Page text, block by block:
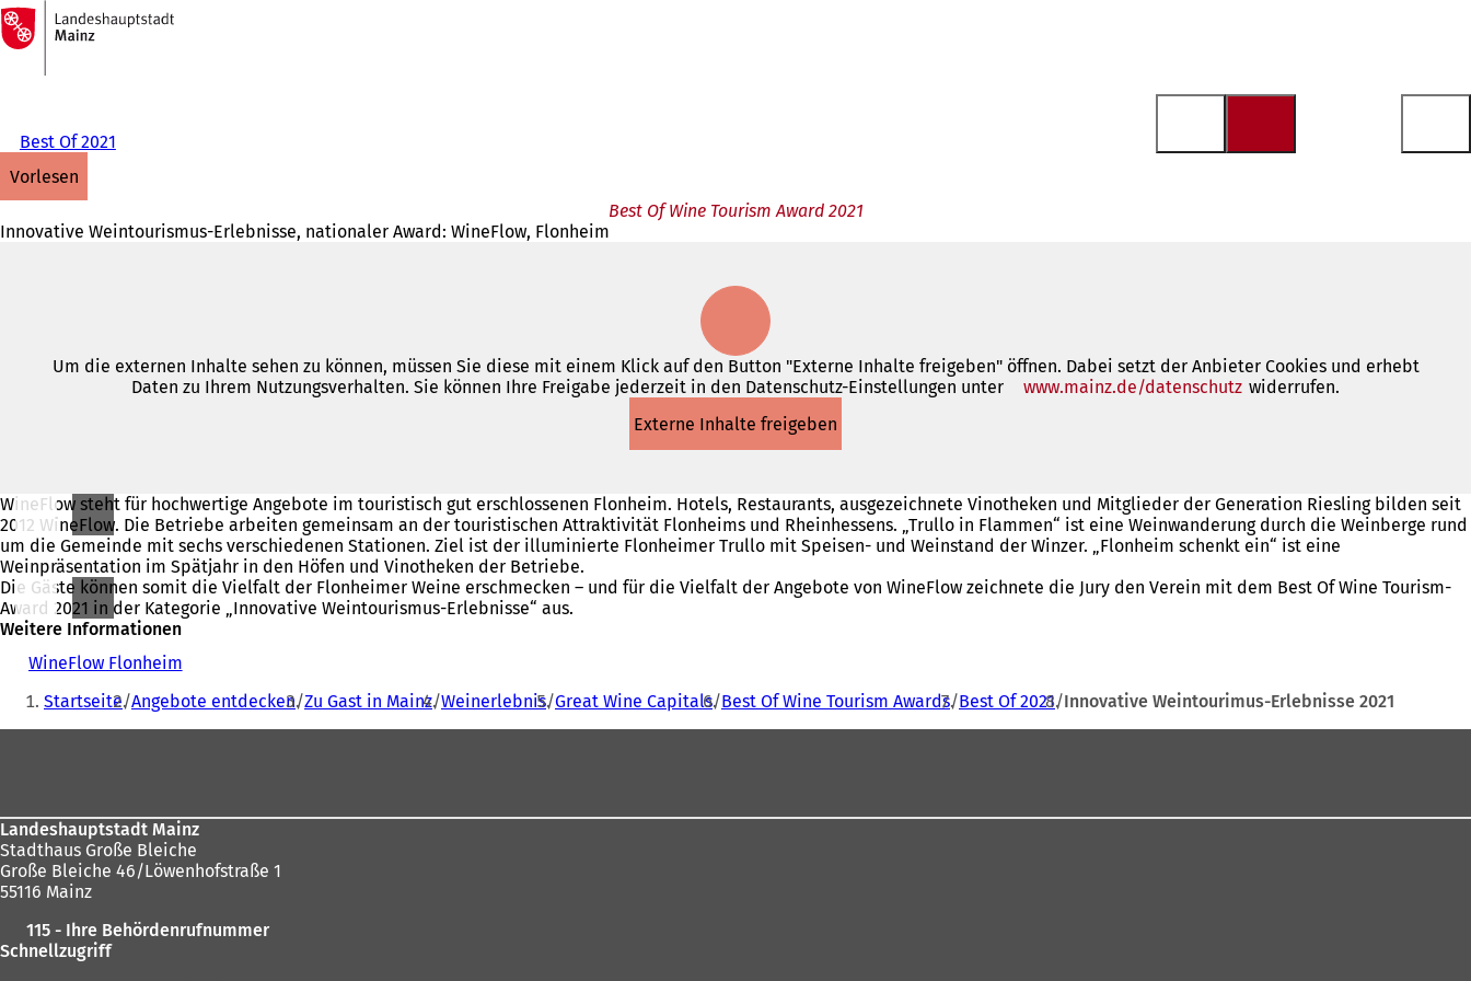
Inhalt anspringen
Zur
Startseite
Best Of 2021
vorlesen
Best Of Wine Tourism Award 2021
Innovative Weintourismus-Erlebnisse, nationaler Award: WineFlow, Flonheim
Um die externen Inhalte sehen zu können, müssen Sie diese mit einem Klick auf den Button "Externe Inhalte freigeben" öffnen. Dabei setzt der Anbieter Cookies und erhebt
Daten zu Ihrem Nutzungsverhalten. Sie können Ihre Freigabe jederzeit in den Datenschutz-Einstellungen unter
www.mainz.de/datenschutz (Öffnet
widerrufen.
Externe Inhalte freigeben
WineFlow steht für hochwertige Angebote im touristisch gut erschlossenen Flonheim. Hotels, Restaurants, ausgezeichnete Vinotheken und Mitglieder der Generation Riesling bilden seit
2012 WineFlow. Die Betriebe arbeiten gemeinsam an der touristischen Attraktivität Flonheims und Rheinhessens. „Trullo in Flammen“ ist eine Weinwanderung durch die Weinberge rund
um die Gemeinde mit sechs verschiedenen Stationen. Ziel ist der illuminierte Flonheimer Trullo mit Speisen- und Weinstand der Winzer. „Flonheim schenkt ein“ ist eine
Weinpräsentation im Spätjahr in den Höfen und Vinotheken der Betriebe.
Die Gäste können somit die Vielfalt der Flonheimer Weine erschmecken – und für die Vielfalt der Angebote von WineFlow zeichnete die Jury den Verein mit dem Best Of Wine Tourism-
Award 2021 in der Kategorie „Innovative Weintourismus-Erlebnisse“ aus.
Weitere Informationen
WineFlow Flonheim
f
f
n
e
i
m
Sie
befinden
Startseite Angebote entdecken Zu Gast in Mainz Weinerlebnis Great Wine Capitals Best Of Wine Tourism Awards Best Of 2021 Innovative Weintourimus-Erlebnisse 2021
Landeshauptstadt Mainz
Stadthaus Große Bleiche
Große Bleiche 46/Löwenhofstraße 1
55116 Mainz
115 - Ihre Behördenrufnummer
Schnellzugriff